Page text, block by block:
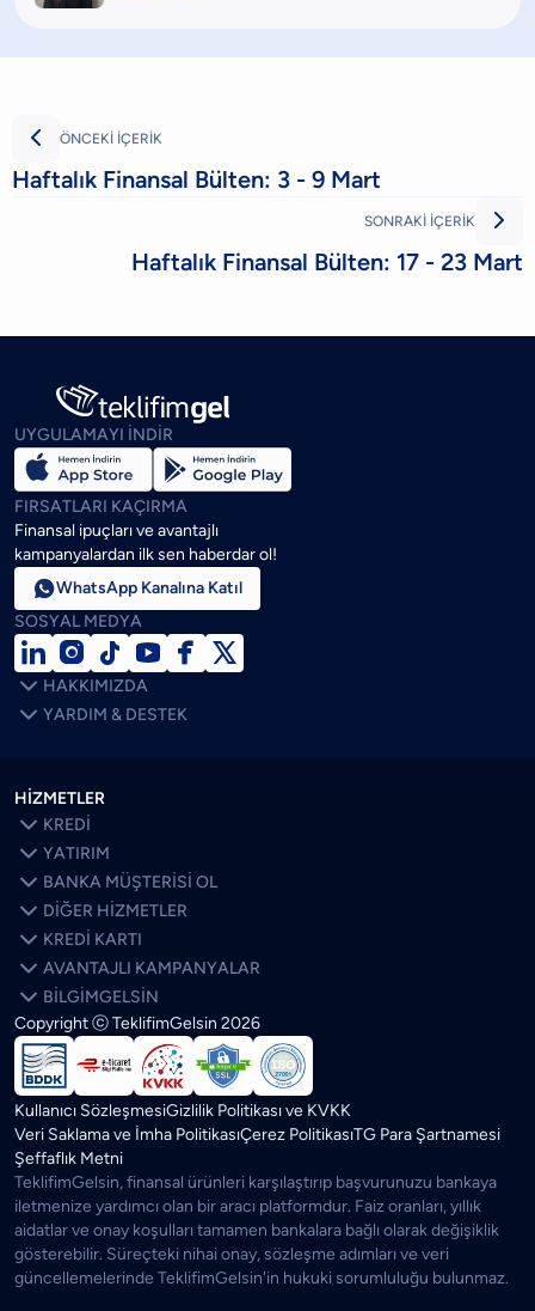
 ÖNCEKİ İÇERİK
Haftalık Finansal Bülten: 3 - 9 Mart
SONRAKİ İÇERİK 
Haftalık Finansal Bülten: 17 - 23 Mart
UYGULAMAYI İNDİR
FIRSATLARI KAÇIRMA
Finansal ipuçları ve avantajlı
kampanyalardan ilk sen haberdar ol!
WhatsApp Kanalına Katıl
SOSYAL MEDYA
    

 HAKKIMIZDA
 YARDIM & DESTEK
HİZMETLER
 KREDİ
 YATIRIM
 BANKA MÜŞTERİSİ OL
 DİĞER HİZMETLER
 KREDİ KARTI
 AVANTAJLI KAMPANYALAR
 BİLGİMGELSİN
SON BLOGLARÖNE ÇIKANLAR
Kredi Faizleri Düşerse Ev Fiyatları Ne Olur? Artar mı?
Parasal Sıkılaşma Ne Demek? Olursa Ne Olur? Ne Zaman
Biter?
Kredi Notu Ne Zaman Düzelir ve Güncellenir?
Kredi Kartını Hiç Kullanmasam Ne Olur? Aidat, İptal ve İade
Süreci
Copyright ⓒ TeklifimGelsin 2026
Kullanıcı SözleşmesiGizlilik Politikası ve KVKK
Veri Saklama ve İmha PolitikasıÇerez PolitikasıTG Para Şartnamesi
Şeffaflık Metni
TeklifimGelsin, finansal ürünleri karşılaştırıp başvurunuzu bankaya
iletmenize yardımcı olan bir aracı platformdur. Faiz oranları, yıllık
aidatlar ve onay koşulları tamamen bankalara bağlı olarak değişiklik
gösterebilir. Süreçteki nihai onay, sözleşme adımları ve veri
güncellemelerinde TeklifimGelsin'in hukuki sorumluluğu bulunmaz.